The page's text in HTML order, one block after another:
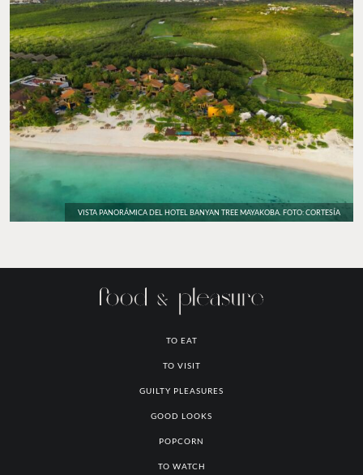
VISTA PANORÁMICA DEL HOTEL BANYAN TREE MAYAKOBA. FOTO: CORTESÍA
TO EAT
TO VISIT
GUILTY PLEASURES
GOOD LOOKS
POPCORN
TO WATCH